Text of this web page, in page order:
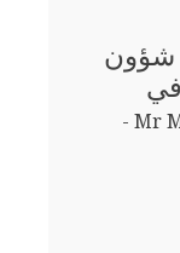
شؤون
في
Mr Michael Bock -